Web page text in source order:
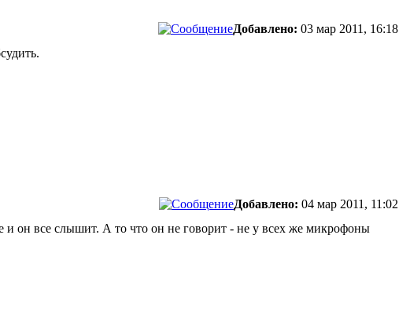
Добавлено: 03 мар 2011, 16:18
Добавлено: 04 мар 2011, 11:02
и он все слышит. А то что он не говорит - не у всех же микрофоны